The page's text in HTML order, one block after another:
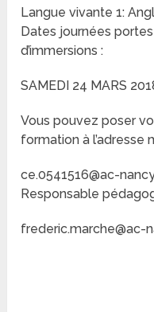
Langue vivante 1:
Dates journées
d’immersions :
SAMEDI 24 MARS
Vous pouvez poser
formation à l’adresse
ce.0541516@ac-
Responsable
frederic.marche@ac-